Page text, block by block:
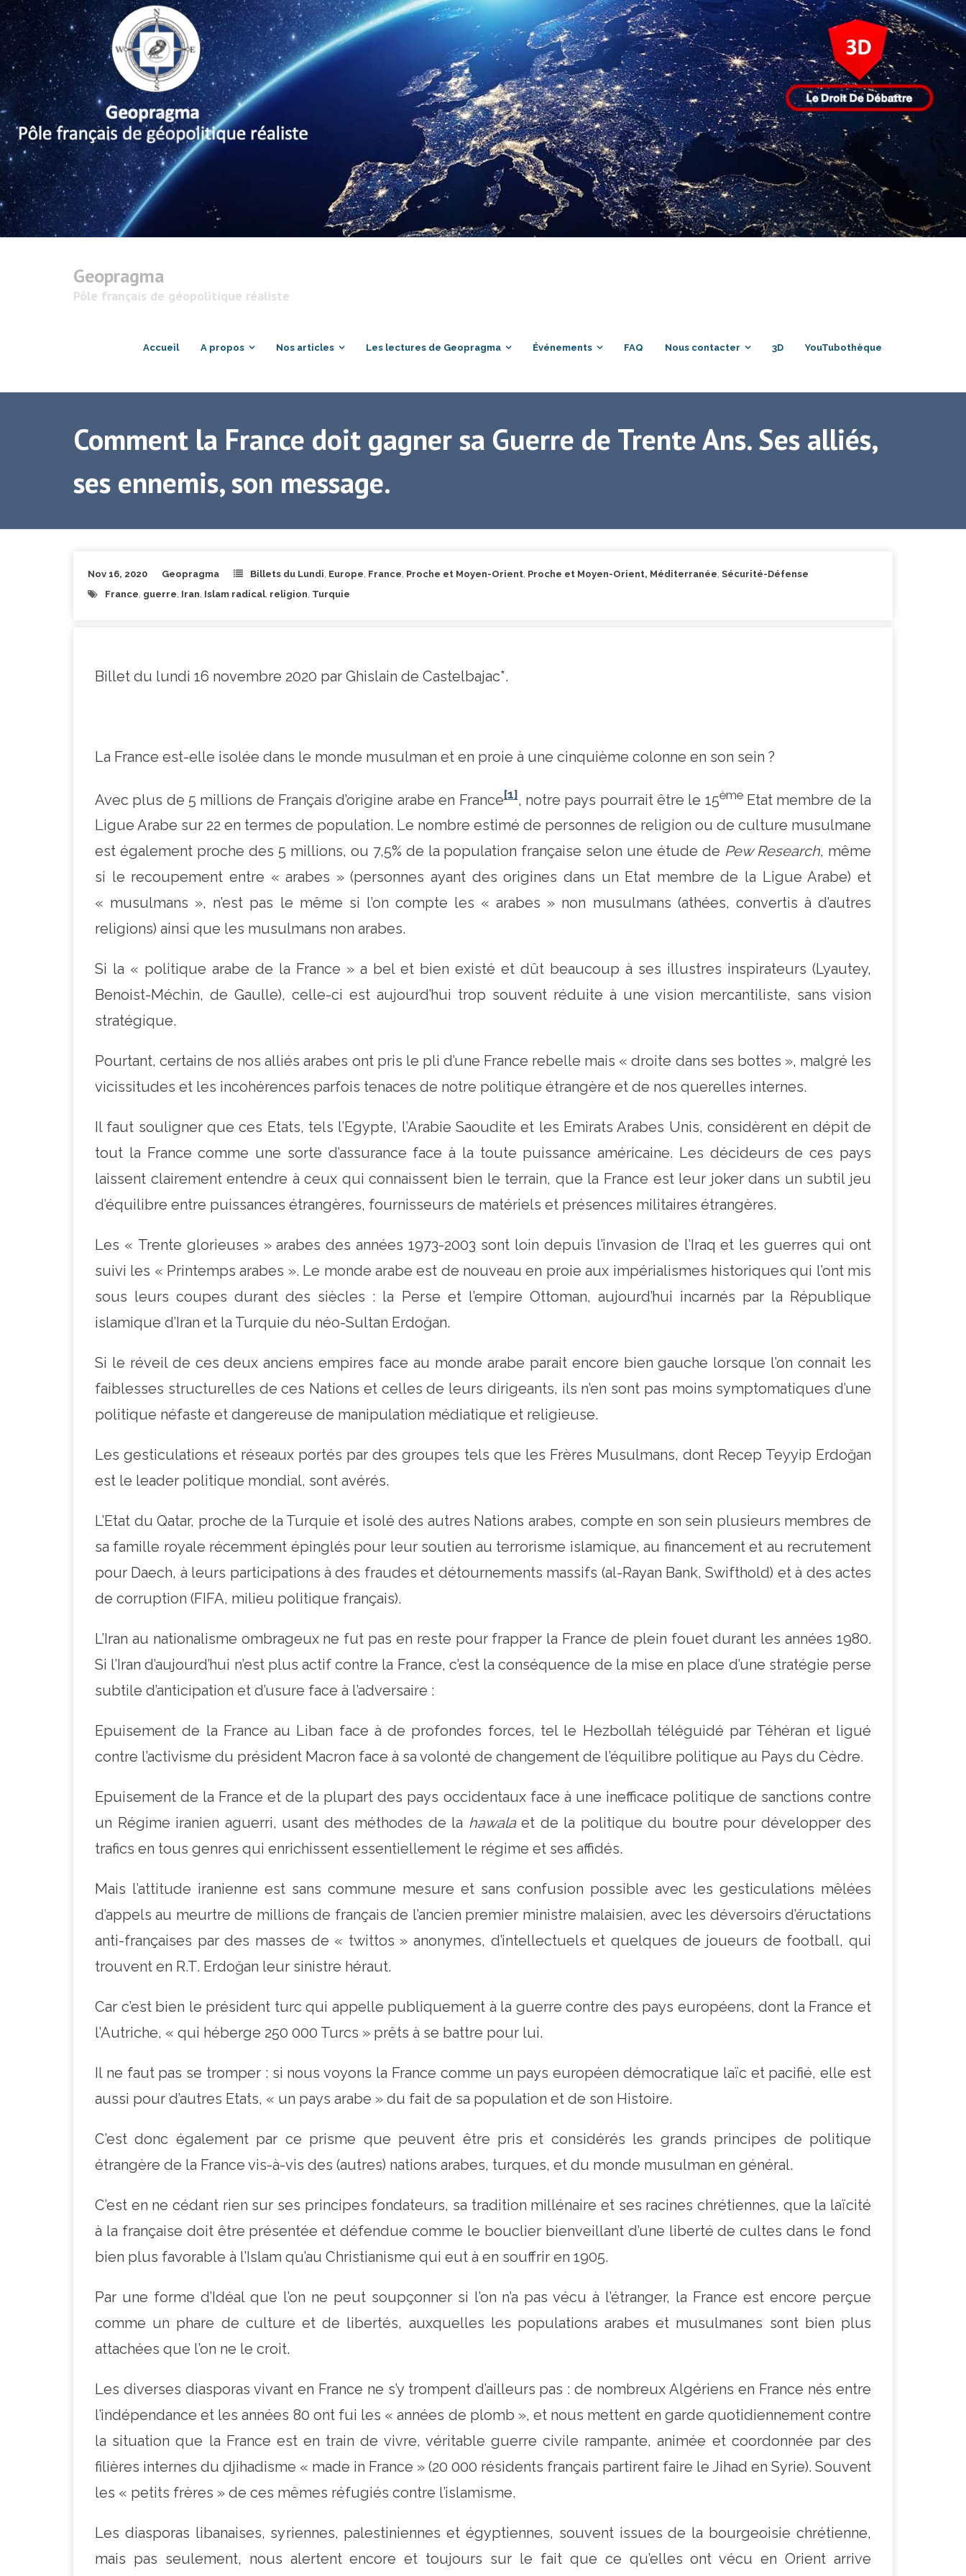
Geopragma
Pôle français de géopolitique réaliste
Accueil A propos Nos articles Les lectures de Geopragma Événements FAQ Nous contacter 3D YouTubothèque
Comment la France doit gagner sa Guerre de Trente Ans. Ses alliés,
ses ennemis, son message.
Nov 16, 2020 Geopragma Billets du Lundi Europe France Proche et Moyen-Orient Proche et Moyen-Orient, Méditerranée Sécurité-Défense
France guerre Iran Islam radical, religion Turquie
Billet du lundi 16 novembre 2020 par Ghislain de Castelbajac*.
La France est-elle isolée dans le monde musulman et en proie à une cinquième colonne en son sein ?
Avec plus de 5 millions de Français d’origine arabe en France[1], notre pays pourrait être le 15èmeEtat membre de la
Ligue Arabe sur 22 en termes de population. Le nombre estimé de personnes de religion ou de culture musulmane
est également proche des 5 millions, ou 7,5% de la population française selon une étude de Pew Research, même
si le recoupement entre « arabes » (personnes ayant des origines dans un Etat membre de la Ligue Arabe) et
« musulmans », n’est pas le même si l’on compte les « arabes » non musulmans (athées, convertis à d’autres
religions) ainsi que les musulmans non arabes.
Si la « politique arabe de la France » a bel et bien existé et dût beaucoup à ses illustres inspirateurs (Lyautey,
Benoist-Méchin, de Gaulle), celle-ci est aujourd’hui trop souvent réduite à une vision mercantiliste, sans vision
stratégique.
Pourtant, certains de nos alliés arabes ont pris le pli d’une France rebelle mais « droite dans ses bottes », malgré les
vicissitudes et les incohérences parfois tenaces de notre politique étrangère et de nos querelles internes.
Il faut souligner que ces Etats, tels l’Egypte, l’Arabie Saoudite et les Emirats Arabes Unis, considèrent en dépit de
tout la France comme une sorte d’assurance face à la toute puissance américaine. Les décideurs de ces pays
laissent clairement entendre à ceux qui connaissent bien le terrain, que la France est leur joker dans un subtil jeu
d’équilibre entre puissances étrangères, fournisseurs de matériels et présences militaires étrangères.
Les « Trente glorieuses » arabes des années 1973-2003 sont loin depuis l’invasion de l’Iraq et les guerres qui ont
suivi les « Printemps arabes ». Le monde arabe est de nouveau en proie aux impérialismes historiques qui l’ont mis
sous leurs coupes durant des siècles : la Perse et l’empire Ottoman, aujourd’hui incarnés par la République
islamique d’Iran et la Turquie du néo-Sultan Erdoğan.
Si le réveil de ces deux anciens empires face au monde arabe parait encore bien gauche lorsque l’on connait les
faiblesses structurelles de ces Nations et celles de leurs dirigeants, ils n’en sont pas moins symptomatiques d’une
politique néfaste et dangereuse de manipulation médiatique et religieuse.
Les gesticulations et réseaux portés par des groupes tels que les Frères Musulmans, dont Recep Teyyip Erdoğan
est le leader politique mondial, sont avérés.
L’Etat du Qatar, proche de la Turquie et isolé des autres Nations arabes, compte en son sein plusieurs membres de
sa famille royale récemment épinglés pour leur soutien au terrorisme islamique, au financement et au recrutement
pour Daech, à leurs participations à des fraudes et détournements massifs (al-Rayan Bank, Swifthold) et à des actes
de corruption (FIFA, milieu politique français).
L’Iran au nationalisme ombrageux ne fut pas en reste pour frapper la France de plein fouet durant les années 1980.
Si l’Iran d’aujourd’hui n’est plus actif contre la France, c’est la conséquence de la mise en place d’une stratégie perse
subtile d’anticipation et d’usure face à l’adversaire :
Epuisement de la France au Liban face à de profondes forces, tel le Hezbollah téléguidé par Téhéran et ligué
contre l’activisme du président Macron face à sa volonté de changement de l’équilibre politique au Pays du Cèdre.
Epuisement de la France et de la plupart des pays occidentaux face à une inefficace politique de sanctions contre
un Régime iranien aguerri, usant des méthodes de la hawalaet de la politique du boutre pour développer des
trafics en tous genres qui enrichissent essentiellement le régime et ses affidés.
Mais l’attitude iranienne est sans commune mesure et sans confusion possible avec les gesticulations mêlées
d’appels au meurtre de millions de français de l’ancien premier ministre malaisien, avec les déversoirs d’éructations
anti-françaises par des masses de « twittos » anonymes, d’intellectuels et quelques de joueurs de football, qui
trouvent en R.T. Erdoğan leur sinistre héraut.
Car c’est bien le président turc qui appelle publiquement à la guerre contre des pays européens, dont la France et
l’Autriche, « qui héberge 250 000 Turcs » prêts à se battre pour lui.
Il ne faut pas se tromper : si nous voyons la France comme un pays européen démocratique laïc et pacifié, elle est
aussi pour d’autres Etats, « un pays arabe » du fait de sa population et de son Histoire.
C’est donc également par ce prisme que peuvent être pris et considérés les grands principes de politique
étrangère de la France vis-à-vis des (autres) nations arabes, turques, et du monde musulman en général.
C’est en ne cédant rien sur ses principes fondateurs, sa tradition millénaire et ses racines chrétiennes, que la laïcité
à la française doit être présentée et défendue comme le bouclier bienveillant d’une liberté de cultes dans le fond
bien plus favorable à l’Islam qu’au Christianisme qui eut à en souffrir en 1905.
Par une forme d’Idéal que l’on ne peut soupçonner si l’on n’a pas vécu à l’étranger, la France est encore perçue
comme un phare de culture et de libertés, auxquelles les populations arabes et musulmanes sont bien plus
attachées que l’on ne le croit.
Les diverses diasporas vivant en France ne s’y trompent d’ailleurs pas : de nombreux Algériens en France nés entre
l’indépendance et les années 80 ont fui les « années de plomb », et nous mettent en garde quotidiennement contre
la situation que la France est en train de vivre, véritable guerre civile rampante, animée et coordonnée par des
filières internes du djihadisme « made in France » (20 000 résidents français partirent faire le Jihad en Syrie). Souvent
les « petits frères » de ces mêmes réfugiés contre l’islamisme.
Les diasporas libanaises, syriennes, palestiniennes et égyptiennes, souvent issues de la bourgeoisie chrétienne,
mais pas seulement, nous alertent encore et toujours sur le fait que ce qu’elles ont vécu en Orient arrive